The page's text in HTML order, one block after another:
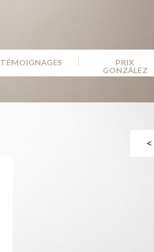
TÉMOIGNAGES
PRIX
GONZÁLEZ
<